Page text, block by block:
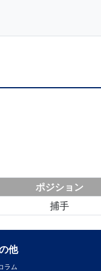
ポジション
捕手
他
ラム